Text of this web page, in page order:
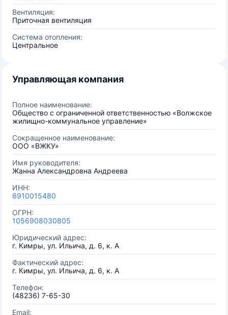
Вентиляция:
Приточная вентиляция
Система отопления:
Центральное
Управляющая компания
Полное наименование:
Общество с ограниченной ответственностью «Волжское
жилищно-коммунальное управление»
Сокращенное наименование:
ООО «ВЖКУ»
Имя руководителя:
Жанна Александровна Андреева
ИНН:
6910015480
ОГРН:
1056908030805
Юридический адрес:
г. Кимры, ул. Ильича, д. 6, к. А
Фактический адрес:
г. Кимры, ул. Ильича, д. 6, к. А
Телефон:
(48236) 7-65-30
Email: